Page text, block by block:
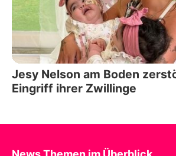
Jesy Nelson am Boden
Eingriff ihrer Zwillinge